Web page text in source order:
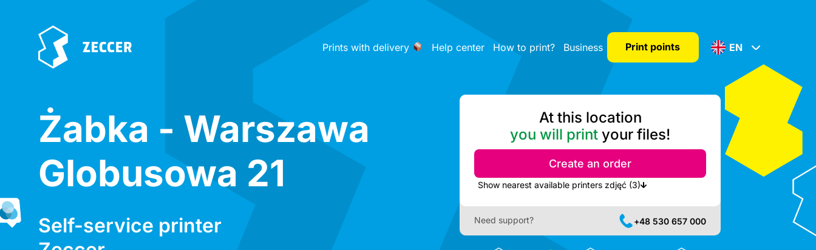
Prints with delivery Help center How to print? Business Print points EN
Żabka - Warszawa
Globusowa 21
Self-service printer
At this location
you will print your files!
Create an order
Show nearest available printers zdjęć (3)
Need support? +48 530 657 000